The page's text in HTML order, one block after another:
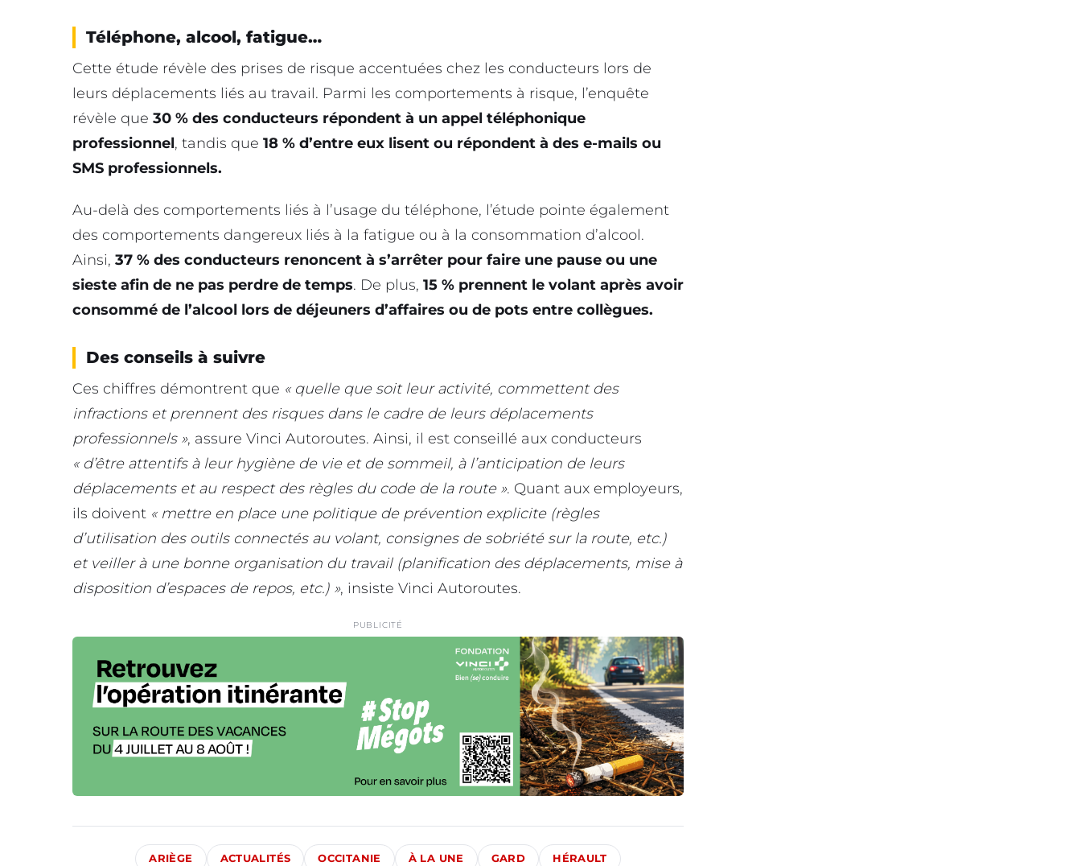
Téléphone, alcool, fatigue…
Cette étude révèle des prises de risque accentuées chez les conducteurs lors de
leurs déplacements liés au travail. Parmi les comportements à risque, l’enquête
révèle que 30 % des conducteurs répondent à un appel téléphonique
professionnel, tandis que 18 % d’entre eux lisent ou répondent à des e-mails ou
SMS professionnels.
Au-delà des comportements liés à l’usage du téléphone, l’étude pointe également
des comportements dangereux liés à la fatigue ou à la consommation d’alcool.
Ainsi, 37 % des conducteurs renoncent à s’arrêter pour faire une pause ou une
sieste afin de ne pas perdre de temps. De plus, 15 % prennent le volant après avoir
consommé de l’alcool lors de déjeuners d’affaires ou de pots entre collègues.
Des conseils à suivre
Ces chiffres démontrent que « quelle que soit leur activité, commettent des
infractions et prennent des risques dans le cadre de leurs déplacements
professionnels », assure Vinci Autoroutes. Ainsi, il est conseillé aux conducteurs
« d’être attentifs à leur hygiène de vie et de sommeil, à l’anticipation de leurs
déplacements et au respect des règles du code de la route ». Quant aux employeurs,
ils doivent « mettre en place une politique de prévention explicite (règles
d’utilisation des outils connectés au volant, consignes de sobriété sur la route, etc.)
et veiller à une bonne organisation du travail (planification des déplacements, mise à
disposition d’espaces de repos, etc.) », insiste Vinci Autoroutes.
PUBLICITÉ
ARIÈGE ACTUALITÉS OCCITANIE À LA UNE GARD HÉRAULT